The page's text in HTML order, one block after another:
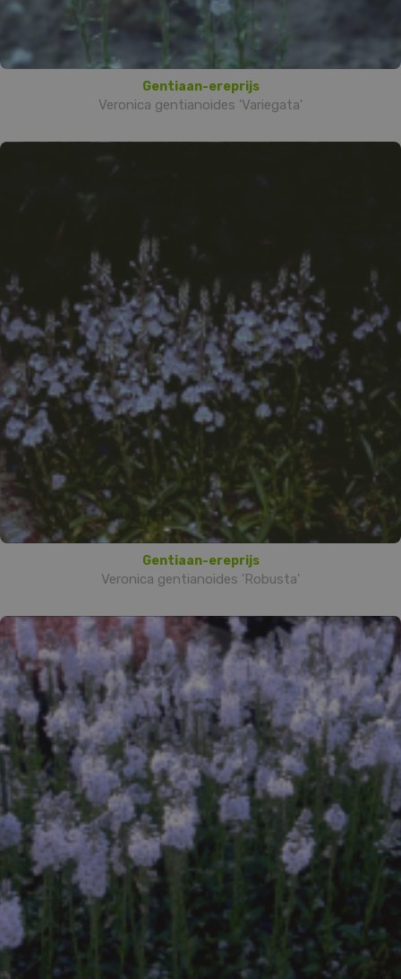
Gentiaan-ereprijs
Veronica gentianoides 'Variegata'
Gentiaan-ereprijs
Veronica gentianoides 'Robusta'